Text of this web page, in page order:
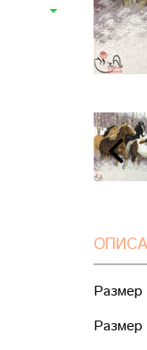
Размер
Размер